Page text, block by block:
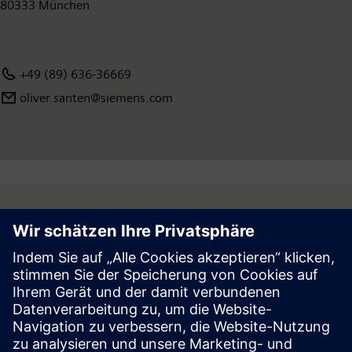
80333 München
+49 (89) 636-36669
oliver.santen@siemens.com
Follow
Press | Company | Siemens